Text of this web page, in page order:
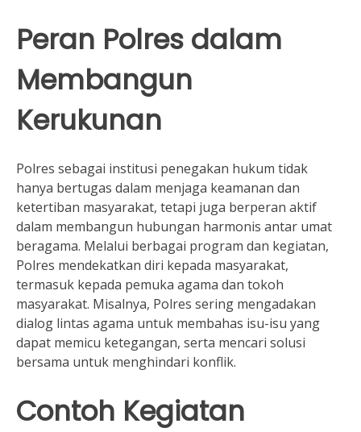
Peran Polres dalam
Membangun
Kerukunan
Polres sebagai institusi penegakan hukum tidak
hanya bertugas dalam menjaga keamanan dan
ketertiban masyarakat, tetapi juga berperan aktif
dalam membangun hubungan harmonis antar umat
beragama. Melalui berbagai program dan kegiatan,
Polres mendekatkan diri kepada masyarakat,
termasuk kepada pemuka agama dan tokoh
masyarakat. Misalnya, Polres sering mengadakan
dialog lintas agama untuk membahas isu-isu yang
dapat memicu ketegangan, serta mencari solusi
bersama untuk menghindari konflik.
Contoh Kegiatan